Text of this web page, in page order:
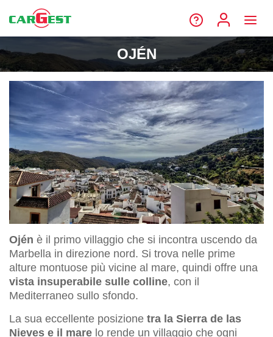
OJÉN
Ojén è il primo villaggio che si incontra uscendo da
Marbella in direzione nord. Si trova nelle prime
alture montuose più vicine al mare, quindi offre una
vista insuperabile sulle colline, con il
Mediterraneo sullo sfondo.
La sua eccellente posizione tra la Sierra de las
Nieves e il mare lo rende un villaggio che ogni